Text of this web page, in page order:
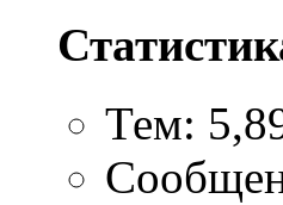
Тем: